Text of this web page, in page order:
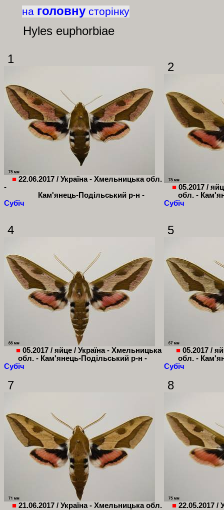
на головну сторінку
Hyles euphorbiae
1
■ 22.06.2017 / Україна - Хмельницька обл.
-
Кам'янець-Подільський р-н -
Субіч
2
■ 05.2017 /
обл. -
Субіч
4
■ 05.2017 / яйце / Україна - Хмельницька
обл. - Кам'янець-Подільський р-н -
Субіч
5
■ 05.2017 /
обл. -
Субіч
7
■ 21.06.2017 / Україна - Хмельницька обл.
8
■ 22.05.2017 /